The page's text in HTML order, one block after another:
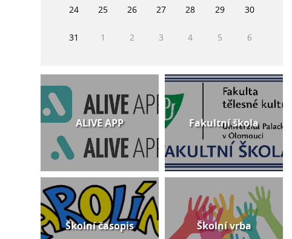
24 25 26 27 28 29 30
31 1 2 3 4 5 6
ALIVE APP Fakultní škola
Školní časopis Školní vrba